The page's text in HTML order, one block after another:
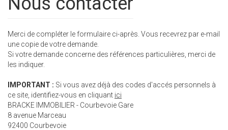
Merci de compléter le formulaire ci-après. Vous recevrez par e-mail
une copie de votre demande.
Si votre demande concerne des références particulières, merci de
les indiquer.
IMPORTANT : Si vous avez déjà des codes d'accés personnels à
ce site, identifiez-vous en cliquant ici
BRACKE IMMOBILIER - Courbevoie Gare
8 avenue Marceau
92400 Courbevoie